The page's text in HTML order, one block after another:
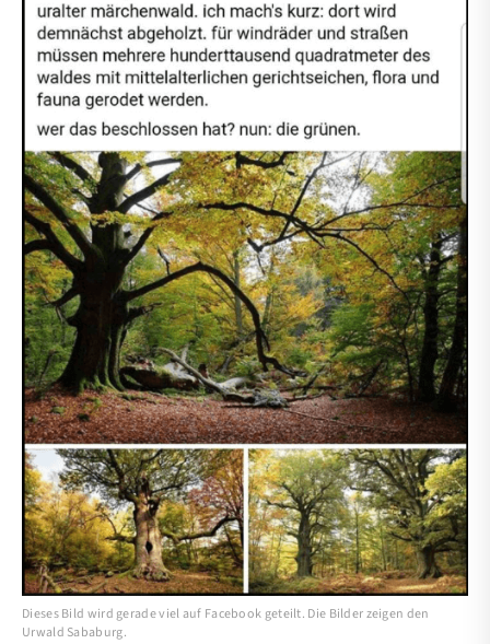
Dieses Bild wird gerade viel auf Facebook geteilt. Die Bilder zeigen den
Urwald Sababurg.